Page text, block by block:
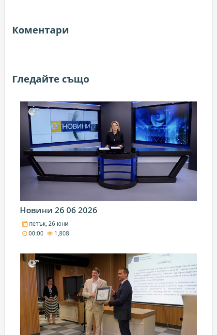
Коментари
Гледайте също
Новини 26 06 2026
петък, 26 юни
00:00
1,808